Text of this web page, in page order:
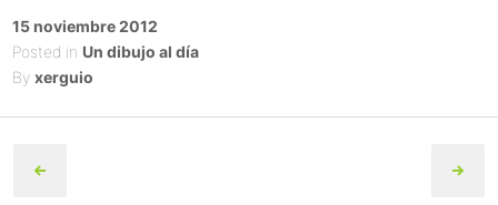
Posted
on
15 noviembre 2012
Posted in Un dibujo al día
By xerguio
navigation